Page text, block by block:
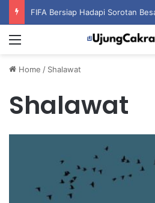
Home / Shalawat
Shalawat